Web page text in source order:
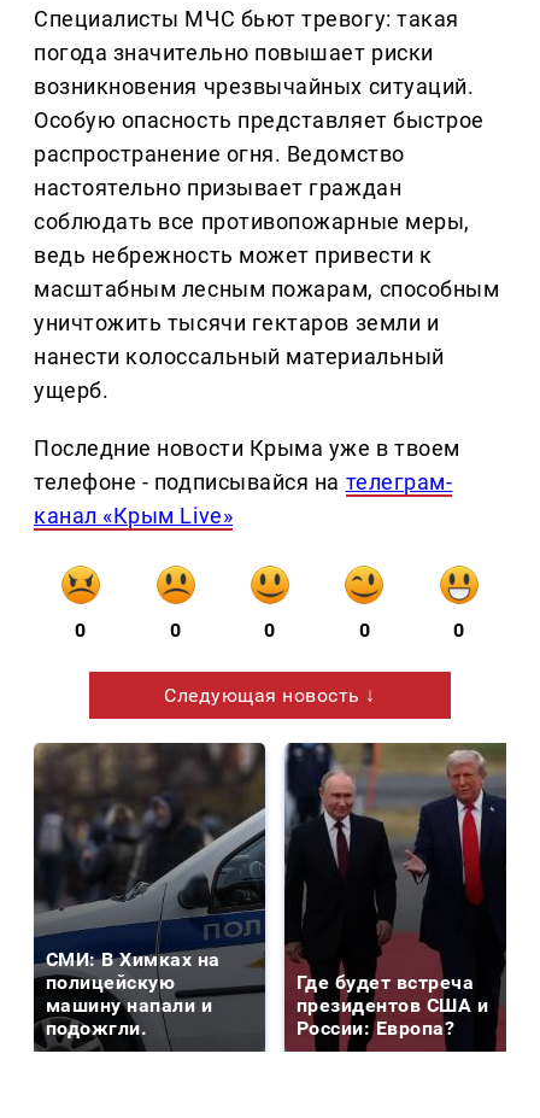
Специалисты МЧС бьют тревогу: такая
погода значительно повышает риски
возникновения чрезвычайных ситуаций.
Особую опасность представляет быстрое
распространение огня. Ведомство
настоятельно призывает граждан
соблюдать все противопожарные меры,
ведь небрежность может привести к
масштабным лесным пожарам, способным
уничтожить тысячи гектаров земли и
нанести колоссальный материальный
ущерб.
Последние новости Крыма уже в твоем
телефоне - подписывайся на телеграм-
канал «Крым Live»
0 0 0 0 0
Следующая новость ↓
СМИ: В Химках на
полицейскую
машину напали и
подожгли.
Где будет встреча
президентов США и
России: Европа?